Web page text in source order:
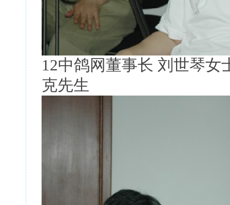
12中鸽网董事长 刘世琴
克先生